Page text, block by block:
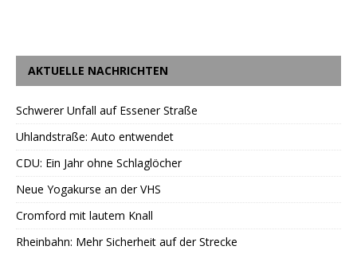
AKTUELLE NACHRICHTEN
Schwerer Unfall auf Essener Straße
Uhlandstraße: Auto entwendet
CDU: Ein Jahr ohne Schlaglöcher
Neue Yogakurse an der VHS
Cromford mit lautem Knall
Rheinbahn: Mehr Sicherheit auf der Strecke